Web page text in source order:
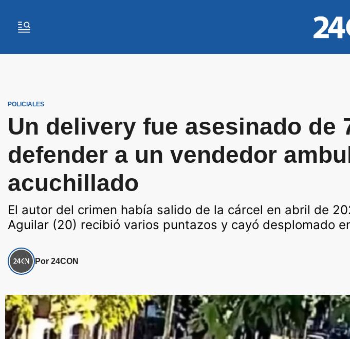
POLICIALES
Un delivery fue asesinado de
defender a un vendedor
acuchillado
El autor del crimen había salido de la cárcel en abril de
Aguilar (20) recibió varios puntazos y cayó desplomado
Por 24CON